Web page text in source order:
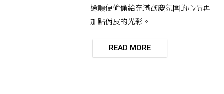
還順便偷偷給充滿歡慶氛圍的心情再
加點俏皮的光彩。
READ MORE